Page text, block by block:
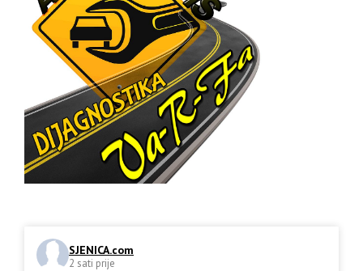
SJENICA.com
2 sati prije